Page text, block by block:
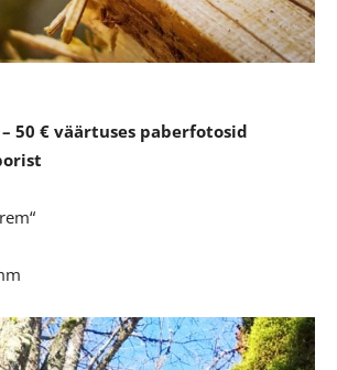
50 € väärtuses paberfotosid